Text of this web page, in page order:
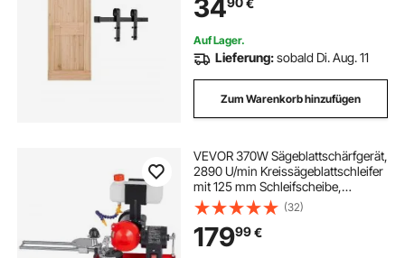
Schiene & J-förmige Rolle, schwarz
34 €
Auf Lager.
Lieferung:sobald Di. Aug. 11
Zum Warenkorb hinzufügen
VEVOR 370W Sägeblattschärfgerät,
2890 U/min Kreissägeblattschleifer
mit 125 mm Schleifscheibe,
Elektrische Schärfmaschine mit
Wassertank für 80-700 mm
Sägeblätter, Blattschärfer für
Holzbearbeitung
(32)
17999€